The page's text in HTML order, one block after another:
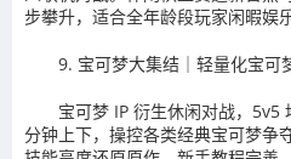
步攀升，适合全年龄段玩家闲暇娱乐
9. 宝可梦大集结｜轻量化宝可
宝可梦 IP 衍生休闲对战，5v5
分钟上下，操控各类经典宝可梦争